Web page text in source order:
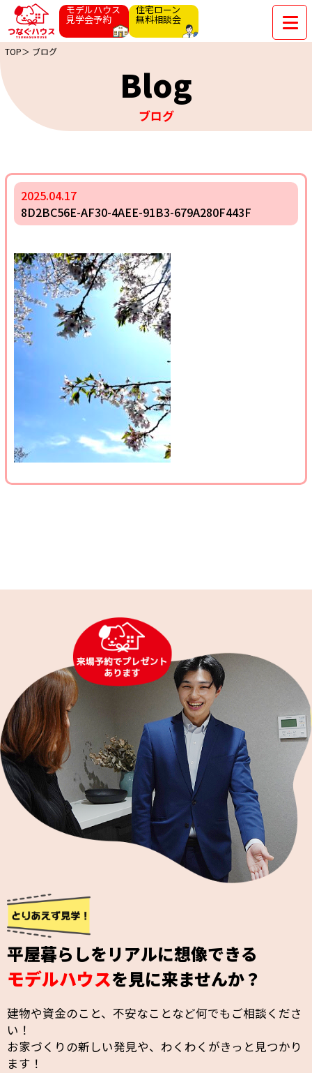
モデルハウス
見学会予約
住宅ローン
無料相談会
TOP＞ ブログ
Blog
ブログ
2025.04.17
8D2BC56E-AF30-4AEE-91B3-679A280F443F
平屋暮らしをリアルに想像できる
モデルハウスを見に来ませんか？
建物や資金のこと、不安なことなど何でもご相談くださ
い！
お家づくりの新しい発見や、わくわくがきっと見つかり
ます！